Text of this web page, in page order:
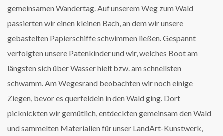
gemeinsamen Wandertag. Auf unserem Weg zum Wald
passierten wir einen kleinen Bach, an dem wir unsere
gebastelten Papierschiffe schwimmen ließen. Gespannt
verfolgten unsere Patenkinder und wir, welches Boot am
längsten sich über Wasser hielt bzw. am schnellsten
schwamm. Am Wegesrand beobachten wir noch einige
Ziegen, bevor es querfeldein in den Wald ging. Dort
picknickten wir gemütlich, entdeckten gemeinsam den Wald
und sammelten Materialien für unser LandArt-Kunstwerk,